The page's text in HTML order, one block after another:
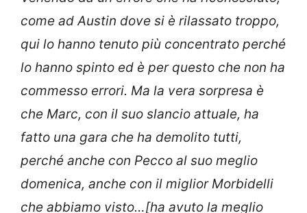
come ad Austin dove si è rilassato troppo,
qui lo hanno tenuto più concentrato perché
lo hanno spinto ed è per questo che non ha
commesso errori. Ma la vera sorpresa è
che Marc, con il suo slancio attuale, ha
fatto una gara che ha demolito tutti,
perché anche con Pecco al suo meglio
domenica, anche con il miglior Morbidelli
che abbiamo visto…[ha avuto la meglio